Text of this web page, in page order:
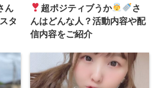
ん
タ
超ポジティブうか
さ
んはどんな人？活動内容や配
信内容をご紹介